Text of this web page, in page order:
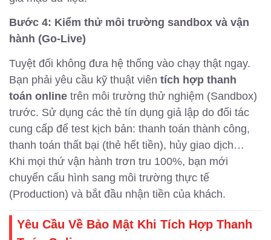
Bước 4: Kiểm thử môi trường sandbox và vận
hành (Go-Live)
Tuyệt đối không đưa hệ thống vào chạy thật ngay.
Bạn phải yêu cầu kỹ thuật viên tích hợp thanh
toán online trên môi trường thử nghiệm (Sandbox)
trước. Sử dụng các thẻ tín dụng giả lập do đối tác
cung cấp để test kịch bản: thanh toán thành công,
thanh toán thất bại (thẻ hết tiền), hủy giao dịch…
Khi mọi thứ vận hành trơn tru 100%, bạn mới
chuyển cấu hình sang môi trường thực tế
(Production) và bắt đầu nhận tiền của khách.
Yêu Cầu Về Bảo Mật Khi Tích Hợp Thanh